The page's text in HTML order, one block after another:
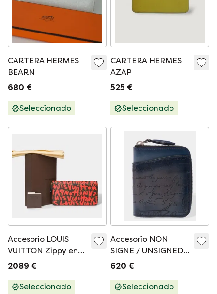
CARTERA HERMES
BEARN
680 €
Seleccionado
CARTERA HERMES
AZAP
525 €
Seleccionado
Accesorio LOUIS
VUITTON Zippy en
Toile Marron -
2089 €
Seleccionado
Accesorio NON
SIGNE / UNSIGNED
en Cuir Bleu -
620 €
Seleccionado